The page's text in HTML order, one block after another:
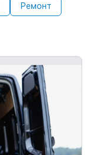
Ремонт